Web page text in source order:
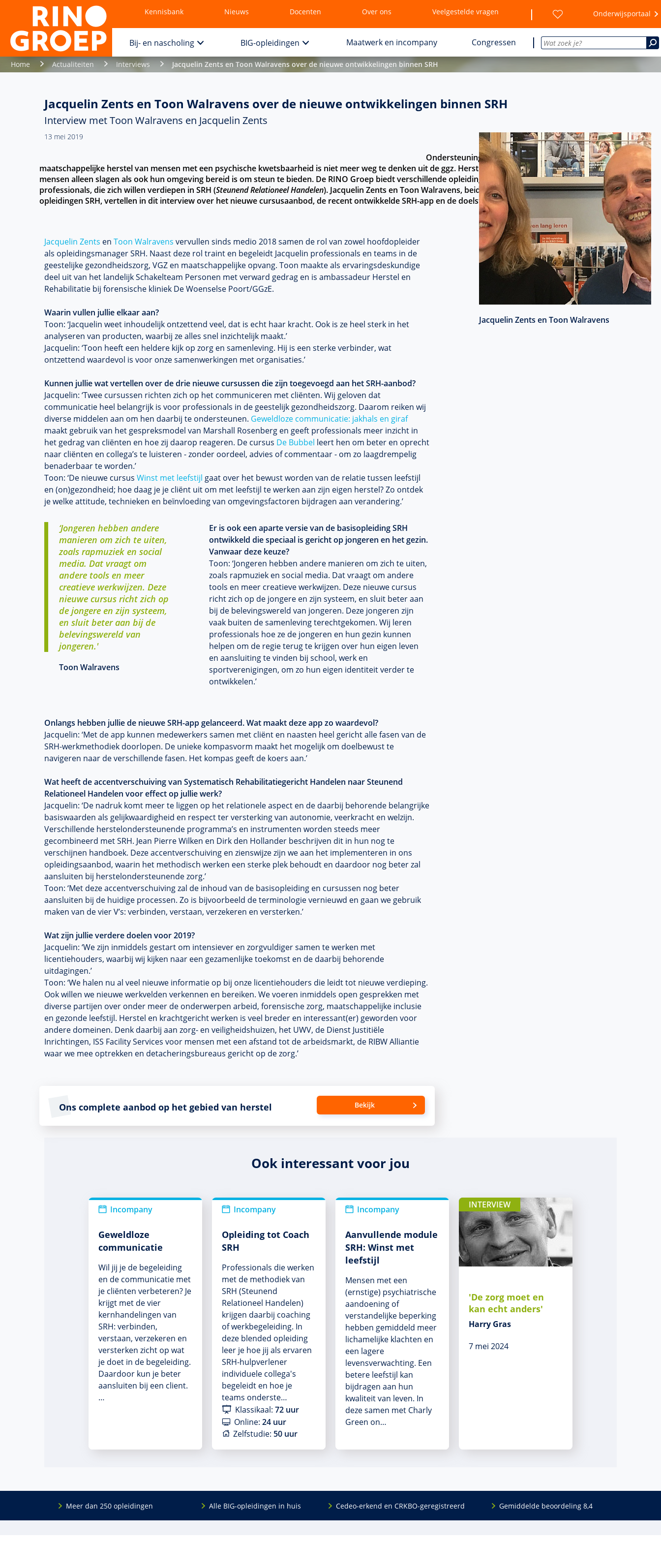
Kennisbank Nieuws Docenten Over ons Veelgestelde vragen Onderwijsportaal
Bij- en nascholing BIG-opleidingen Maatwerk en incompany Congressen
Home Actualiteiten Interviews Jacquelin Zents en Toon Walravens over de nieuwe ontwikkelingen binnen SRH
Jacquelin Zents en Toon Walravens over de nieuwe ontwikkelingen binnen SRH
Interview met Toon Walravens en Jacquelin Zents
13 mei 2019
Jacquelin Zents en Toon Walravens
Ondersteuning bij het persoonlijke en
maatschappelijke herstel van mensen met een psychische kwetsbaarheid is niet meer weg te denken uit de ggz. Herstel is een individueel proces, waarin
mensen alleen slagen als ook hun omgeving bereid is om steun te bieden. De RINO Groep biedt verschillende opleidingen en cursussen aan voor
professionals, die zich willen verdiepen in SRH (Steunend Relationeel Handelen). Jacquelin Zents en Toon Walravens, beiden hoofdopleider en manager
opleidingen SRH, vertellen in dit interview over het nieuwe cursusaanbod, de recent ontwikkelde SRH-app en de doelstellingen voor komend jaar.
Jacquelin Zents en Toon Walravens vervullen sinds medio 2018 samen de rol van zowel hoofdopleider
als opleidingsmanager SRH. Naast deze rol traint en begeleidt Jacquelin professionals en teams in de
geestelijke gezondheidszorg, VGZ en maatschappelijke opvang. Toon maakte als ervaringsdeskundige
deel uit van het landelijk Schakelteam Personen met verward gedrag en is ambassadeur Herstel en
Rehabilitatie bij forensische kliniek De Woenselse Poort/GGzE.
Waarin vullen jullie elkaar aan?
Toon: ‘Jacquelin weet inhoudelijk ontzettend veel, dat is echt haar kracht. Ook is ze heel sterk in het
analyseren van producten, waarbij ze alles snel inzichtelijk maakt.’
Jacquelin: ‘Toon heeft een heldere kijk op zorg en samenleving. Hij is een sterke verbinder, wat
ontzettend waardevol is voor onze samenwerkingen met organisaties.’
Kunnen jullie wat vertellen over de drie nieuwe cursussen die zijn toegevoegd aan het SRH-aanbod?
Jacquelin: ‘Twee cursussen richten zich op het communiceren met cliënten. Wij geloven dat
communicatie heel belangrijk is voor professionals in de geestelijk gezondheidszorg. Daarom reiken wij
diverse middelen aan om hen daarbij te ondersteunen. Geweldloze communicatie: jakhals en giraf
maakt gebruik van het gespreksmodel van Marshall Rosenberg en geeft professionals meer inzicht in
het gedrag van cliënten en hoe zij daarop reageren. De cursus De Bubbel leert hen om beter en oprecht
naar cliënten en collega’s te luisteren - zonder oordeel, advies of commentaar - om zo laagdrempelig
benaderbaar te worden.’
Toon: ‘De nieuwe cursus Winst met leefstijl gaat over het bewust worden van de relatie tussen leefstijl
en (on)gezondheid; hoe daag je je cliënt uit om met leefstijl te werken aan zijn eigen herstel? Zo ontdek
je welke attitude, technieken en beïnvloeding van omgevingsfactoren bijdragen aan verandering.’
‘Jongeren hebben andere
manieren om zich te uiten,
zoals rapmuziek en social
media. Dat vraagt om
andere tools en meer
creatieve werkwijzen. Deze
nieuwe cursus richt zich op
de jongere en zijn systeem,
en sluit beter aan bij de
belevingswereld van
jongeren.'
Toon Walravens
Er is ook een aparte versie van de basisopleiding SRH
ontwikkeld die speciaal is gericht op jongeren en het gezin.
Vanwaar deze keuze?
Toon: ‘Jongeren hebben andere manieren om zich te uiten,
zoals rapmuziek en social media. Dat vraagt om andere
tools en meer creatieve werkwijzen. Deze nieuwe cursus
richt zich op de jongere en zijn systeem, en sluit beter aan
bij de belevingswereld van jongeren. Deze jongeren zijn
vaak buiten de samenleving terechtgekomen. Wij leren
professionals hoe ze de jongeren en hun gezin kunnen
helpen om de regie terug te krijgen over hun eigen leven
en aansluiting te vinden bij school, werk en
sportverenigingen, om zo hun eigen identiteit verder te
ontwikkelen.’
Onlangs hebben jullie de nieuwe SRH-app gelanceerd. Wat maakt deze app zo waardevol?
Jacquelin: ‘Met de app kunnen medewerkers samen met cliënt en naasten heel gericht alle fasen van de
SRH-werkmethodiek doorlopen. De unieke kompasvorm maakt het mogelijk om doelbewust te
navigeren naar de verschillende fasen. Het kompas geeft de koers aan.’
Wat heeft de accentverschuiving van Systematisch Rehabilitatiegericht Handelen naar Steunend
Relationeel Handelen voor effect op jullie werk?
Jacquelin: ‘De nadruk komt meer te liggen op het relationele aspect en de daarbij behorende belangrijke
basiswaarden als gelijkwaardigheid en respect ter versterking van autonomie, veerkracht en welzijn.
Verschillende herstelondersteunende programma’s en instrumenten worden steeds meer
gecombineerd met SRH. Jean Pierre Wilken en Dirk den Hollander beschrijven dit in hun nog te
verschijnen handboek. Deze accentverschuiving en zienswijze zijn we aan het implementeren in ons
opleidingsaanbod, waarin het methodisch werken een sterke plek behoudt en daardoor nog beter zal
aansluiten bij herstelondersteunende zorg.’
Toon: ‘Met deze accentverschuiving zal de inhoud van de basisopleiding en cursussen nog beter
aansluiten bij de huidige processen. Zo is bijvoorbeeld de terminologie vernieuwd en gaan we gebruik
maken van de vier V’s: verbinden, verstaan, verzekeren en versterken.’
Wat zijn jullie verdere doelen voor 2019?
Jacquelin: ‘We zijn inmiddels gestart om intensiever en zorgvuldiger samen te werken met
licentiehouders, waarbij wij kijken naar een gezamenlijke toekomst en de daarbij behorende
uitdagingen.’
Toon: ‘We halen nu al veel nieuwe informatie op bij onze licentiehouders die leidt tot nieuwe verdieping.
Ook willen we nieuwe werkvelden verkennen en bereiken. We voeren inmiddels open gesprekken met
diverse partijen over onder meer de onderwerpen arbeid, forensische zorg, maatschappelijke inclusie
en gezonde leefstijl. Herstel en krachtgericht werken is veel breder en interessant(er) geworden voor
andere domeinen. Denk daarbij aan zorg- en veiligheidshuizen, het UWV, de Dienst Justitiële
Inrichtingen, ISS Facility Services voor mensen met een afstand tot de arbeidsmarkt, de RIBW Alliantie
waar we mee optrekken en detacheringsbureaus gericht op de zorg.’
Ons complete aanbod op het gebied van herstel Bekijk
Ook interessant voor jou
Incompany
Geweldloze
communicatie
Wil jij je de begeleiding
en de communicatie met
je cliënten verbeteren? Je
krijgt met de vier
kernhandelingen van
SRH: verbinden,
verstaan, verzekeren en
versterken zicht op wat
je doet in de begeleiding.
Daardoor kun je beter
aansluiten bij een client.
…
Incompany
Opleiding tot Coach
SRH
Professionals die werken
met de methodiek van
SRH (Steunend
Relationeel Handelen)
krijgen daarbij coaching
of werkbegeleiding. In
deze blended opleiding
leer je hoe jij als ervaren
SRH-hulpverlener
individuele collega's
begeleidt en hoe je
teams onderste…
Klassikaal: 72 uur
Online: 24 uur
Zelfstudie: 50 uur
Incompany
Aanvullende module
SRH: Winst met
leefstijl
Mensen met een
(ernstige) psychiatrische
aandoening of
verstandelijke beperking
hebben gemiddeld meer
lichamelijke klachten en
een lagere
levensverwachting. Een
betere leefstijl kan
bijdragen aan hun
kwaliteit van leven. In
deze samen met Charly
Green on…
INTERVIEW
'De zorg moet en
kan echt anders'
Harry Gras
7 mei 2024
Meer dan 250 opleidingen Alle BIG-opleidingen in huis Cedeo-erkend en CRKBO-geregistreerd Gemiddelde beoordeling 8,4